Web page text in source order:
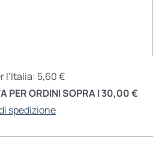
l’Italia: 5,60 €
PER ORDINI SOPRA I 30,00 €
spedizione